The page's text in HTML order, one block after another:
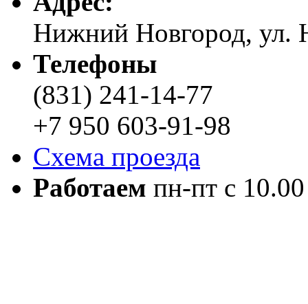
Нижний Новгород, ул.
Телефоны
(831) 241-14-77
+7 950 603-91-98
Схема проезда
Работаем пн-пт с